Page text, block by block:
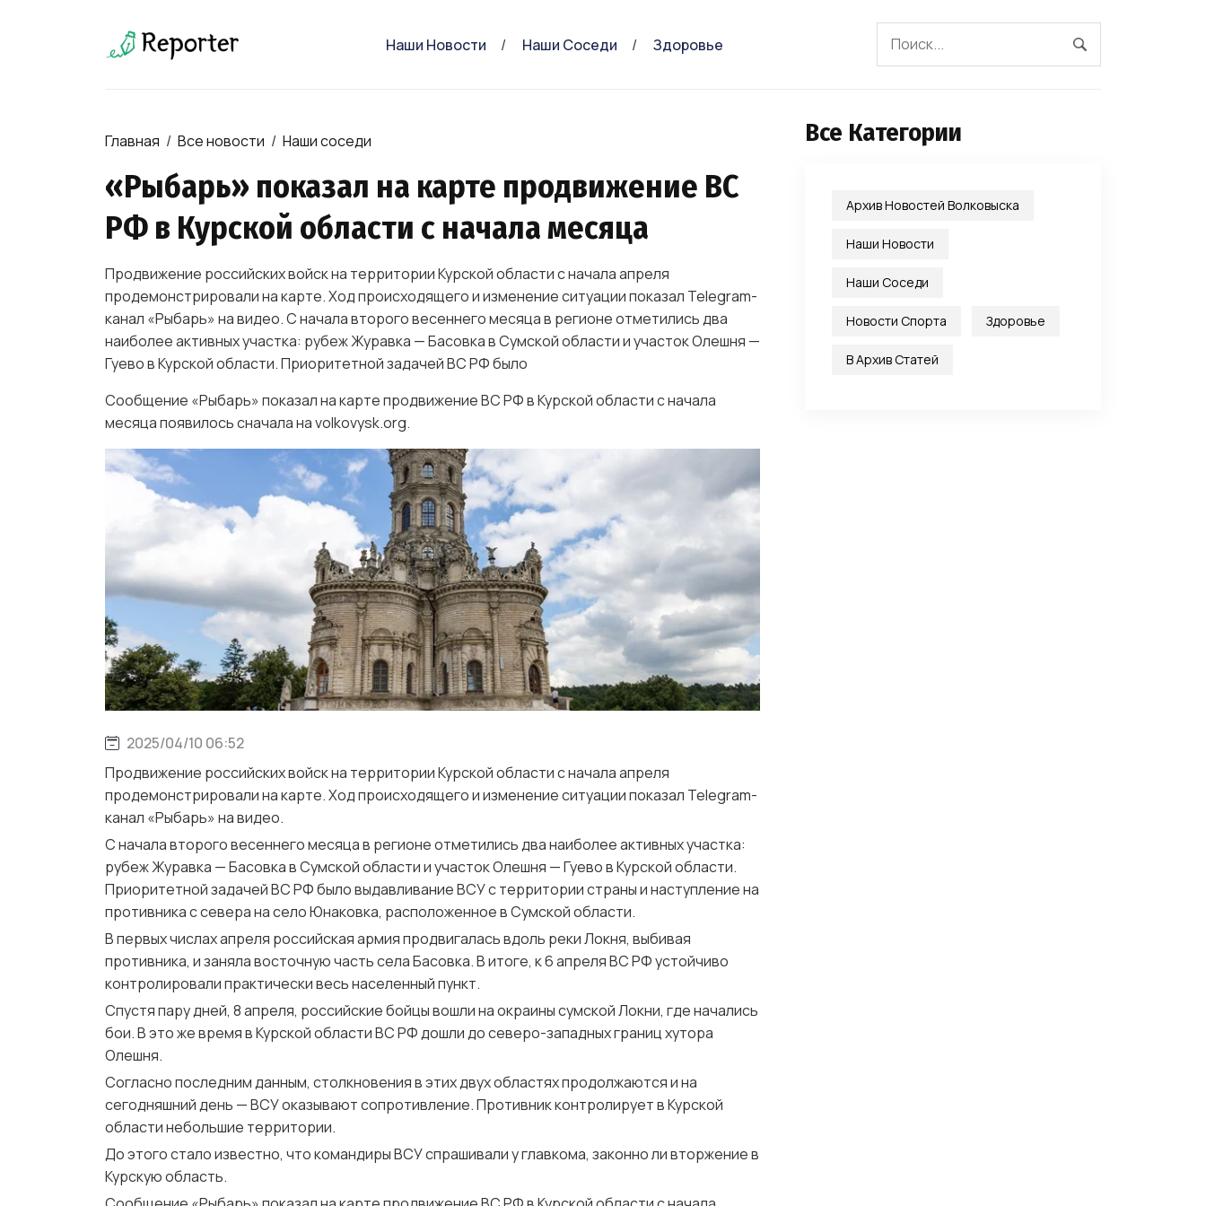
Наши Новости Наши Соседи Здоровье
Главная / Все новости / Наши соседи
«Рыбарь» показал на карте продвижение ВС
РФ в Курской области с начала месяца
Продвижение российских войск на территории Курской области с начала апреля
продемонстрировали на карте. Ход происходящего и изменение ситуации показал Telegram-
канал «Рыбарь» на видео. С начала второго весеннего месяца в регионе отметились два
наиболее активных участка: рубеж Журавка — Басовка в Сумской области и участок Олешня —
Гуево в Курской области. Приоритетной задачей ВС РФ было
Сообщение «Рыбарь» показал на карте продвижение ВС РФ в Курской области с начала
месяца появилось сначала на volkovysk.org.
2025/04/10 06:52
Продвижение российских войск на территории Курской области с начала апреля
продемонстрировали на карте. Ход происходящего и изменение ситуации показал Telegram-
канал «Рыбарь» на видео.
С начала второго весеннего месяца в регионе отметились два наиболее активных участка:
рубеж Журавка — Басовка в Сумской области и участок Олешня — Гуево в Курской области.
Приоритетной задачей ВС РФ было выдавливание ВСУ с территории страны и наступление на
противника с севера на село Юнаковка, расположенное в Сумской области.
В первых числах апреля российская армия продвигалась вдоль реки Локня, выбивая
противника, и заняла восточную часть села Басовка. В итоге, к 6 апреля ВС РФ устойчиво
контролировали практически весь населенный пункт.
Спустя пару дней, 8 апреля, российские бойцы вошли на окраины сумской Локни, где начались
бои. В это же время в Курской области ВС РФ дошли до северо-западных границ хутора
Олешня.
Согласно последним данным, столкновения в этих двух областях продолжаются и на
сегодняшний день — ВСУ оказывают сопротивление. Противник контролирует в Курской
области небольшие территории.
До этого стало известно, что командиры ВСУ спрашивали у главкома, законно ли вторжение в
Курскую область.
Все Категории
Архив Новостей Волковыска
Наши Новости
Наши Соседи
Новости Спорта Здоровье
В Архив Статей